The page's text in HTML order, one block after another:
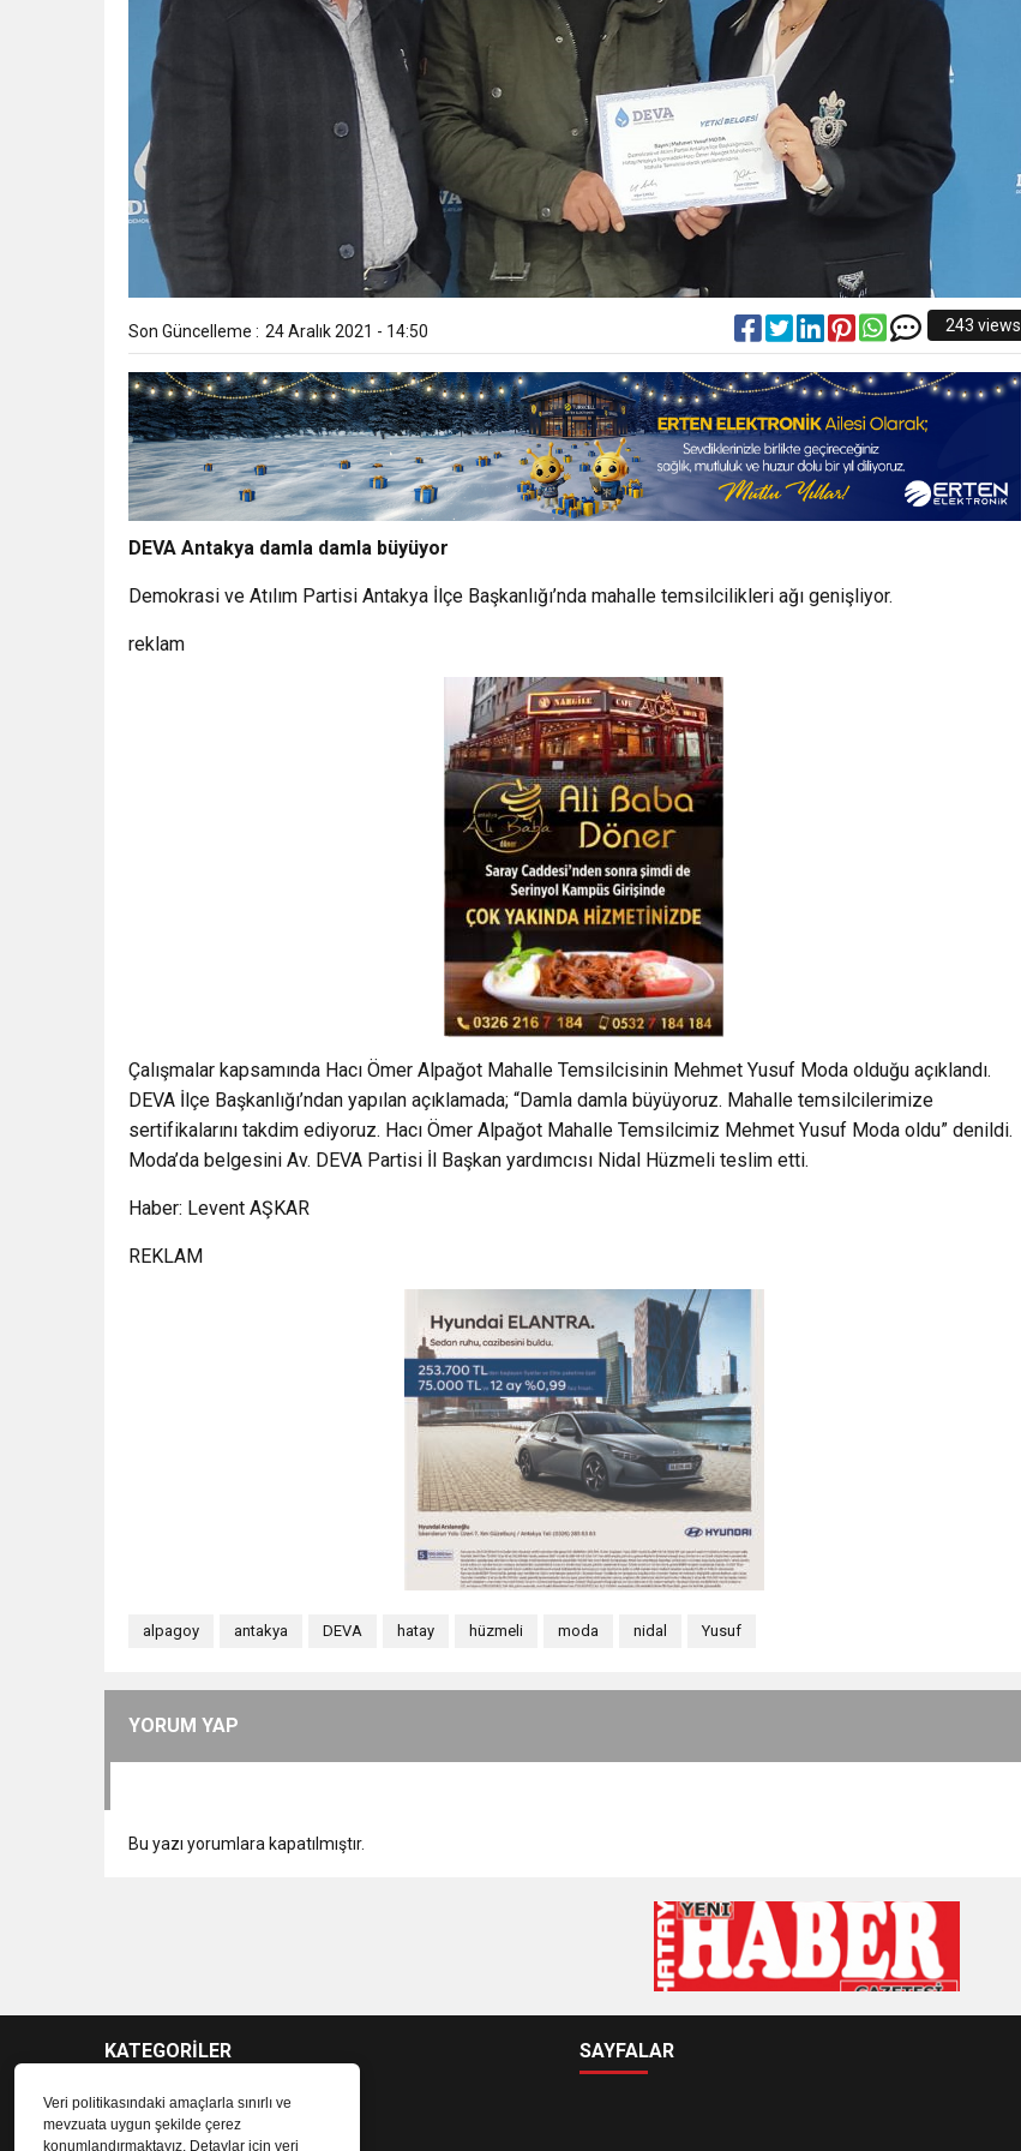
Veri politikasındaki amaçlarla sınırlı ve
mevzuata uygun şekilde çerez
konumlandırmaktayız. Detaylar için veri
Son Güncelleme : 24 Aralık 2021 - 14:50 243 views
DEVA Antakya damla damla büyüyor
Demokrasi ve Atılım Partisi Antakya İlçe Başkanlığı’nda mahalle temsilcilikleri ağı genişliyor.
reklam
Çalışmalar kapsamında Hacı Ömer Alpağot Mahalle Temsilcisinin Mehmet Yusuf Moda olduğu açıklandı.
DEVA İlçe Başkanlığı’ndan yapılan açıklamada; “Damla damla büyüyoruz. Mahalle temsilcilerimize
sertifikalarını takdim ediyoruz. Hacı Ömer Alpağot Mahalle Temsilcimiz Mehmet Yusuf Moda oldu” denildi.
Moda’da belgesini Av. DEVA Partisi İl Başkan yardımcısı Nidal Hüzmeli teslim etti.
Haber: Levent AŞKAR
REKLAM
alpagoy antakya DEVA hatay hüzmeli moda nidal Yusuf
YORUM YAP
Bu yazı yorumlara kapatılmıştır.
KATEGORİLER SAYFALAR